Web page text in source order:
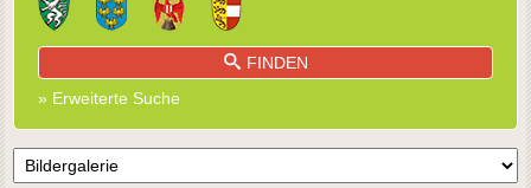
FINDEN
» Erweiterte Suche